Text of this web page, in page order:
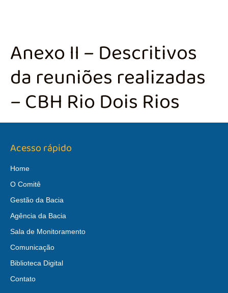
Anexo II – Descritivos
da reuniões realizadas
– CBH Rio Dois Rios
Acesso rápido
Home
O Comitê
Gestão da Bacia
Agência da Bacia
Sala de Monitoramento
Comunicação
Biblioteca Digital
Contato